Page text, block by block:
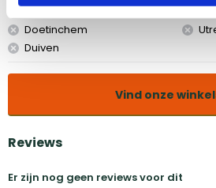
Den Bosch
Doetinchem
Duiven
Vind onze
Reviews
Er zijn nog geen reviews voor dit